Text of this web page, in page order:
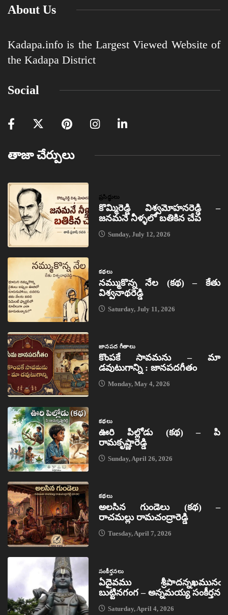
About Us
Kadapa.info is the Largest Viewed Website of
the Kadapa District
Social
తాజా చేర్పులు
ప్రసిద్ధులు
కొమ్మిరెడ్డి విశ్వమోహనరెడ్డి –
జనమనే నీళ్ళలో బతికిన చేప
Sunday, July 12, 2026
కథలు
నమ్ముకొన్న నేల (కథ) – కేతు
విశ్వనాథరెడ్డి
Saturday, July 11, 2026
జానపద గీతాలు
కొంపకే సావమను – మా
డవుటుగాన్ని : జానపదగీతం
Monday, May 4, 2026
కథలు
ఊరి పిల్లోడు (కథ) – పి
రామకృష్ణారెడ్డి
Sunday, April 26, 2026
కథలు
అలసిన గుండెలు (కథ) –
రాచమల్లు రామచంద్రారెడ్డి
Tuesday, April 7, 2026
సంకీర్తనలు
ఏదైవము శ్రీపాదన్నఖమునఁ
బుట్టినగంగ – అన్నమయ్య సంకీర్తన
Saturday, April 4, 2026